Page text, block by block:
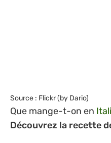
Source : Flickr (by Dario)
Que mange-t-on en
Découvrez la recette